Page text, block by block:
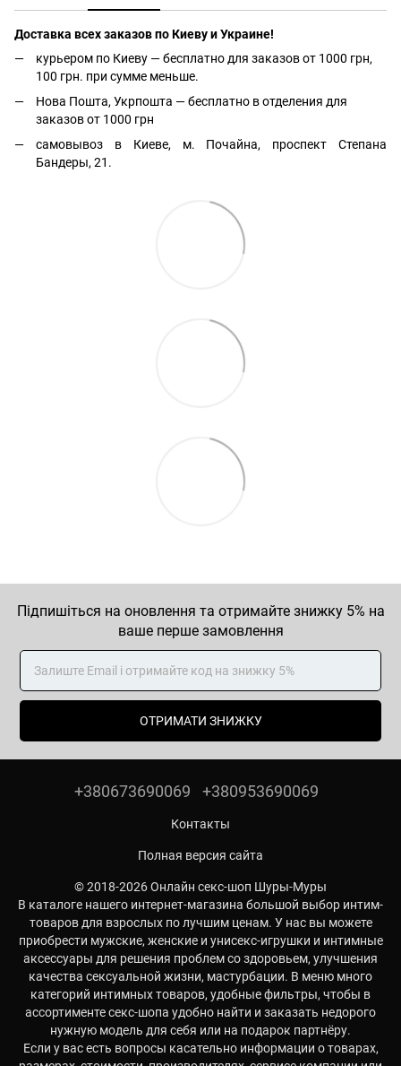
Доставка всех заказов по Киеву и Украине!
курьером по Киеву — бесплатно для заказов от 1000 грн,
100 грн. при сумме меньше.
Нова Пошта, Укрпошта — бесплатно в отделения для
заказов от 1000 грн
самовывоз в Киеве, м. Почайна, проспект Степана
Бандеры, 21.
Підпишіться на оновлення та отримайте знижку 5% на
ваше перше замовлення
ОТРИМАТИ ЗНИЖКУ
+380673690069 +380953690069
Контакты
Полная версия сайта
© 2018-2026 Онлайн секс-шоп Шуры-Муры
В каталоге нашего интернет-магазина большой выбор интим-
товаров для взрослых по лучшим ценам. У нас вы можете
приобрести мужские, женские и унисекс-игрушки и интимные
аксессуары для решения проблем со здоровьем, улучшения
качества сексуальной жизни, мастурбации. В меню много
категорий интимных товаров, удобные фильтры, чтобы в
ассортименте секс-шопа удобно найти и заказать недорого
нужную модель для себя или на подарок партнёру.
Если у вас есть вопросы касательно информации о товарах,